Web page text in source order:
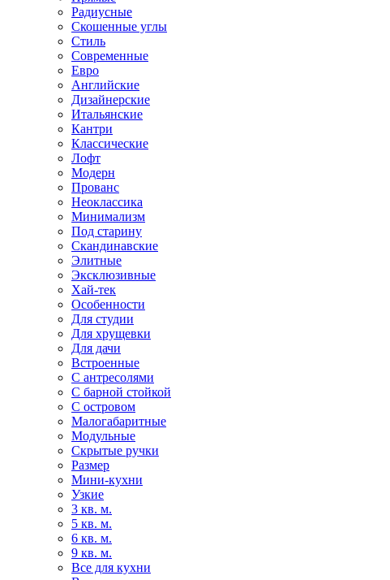
Радиусные
Скошенные углы
Стиль
Современные
Евро
Английские
Дизайнерские
Итальянские
Кантри
Классические
Лофт
Модерн
Прованс
Неоклассика
Минимализм
Под старину
Скандинавские
Элитные
Эксклюзивные
Хай-тек
Особенности
Для студии
Для хрущевки
Для дачи
Встроенные
С антресолями
С барной стойкой
С островом
Малогабаритные
Модульные
Скрытые ручки
Размер
Мини-кухни
Узкие
3 кв. м.
5 кв. м.
6 кв. м.
9 кв. м.
Все для кухни